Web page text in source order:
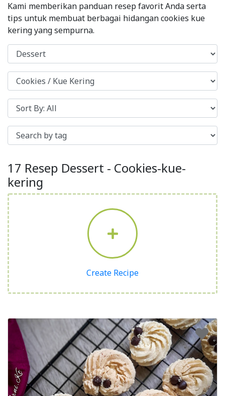
Kami memberikan panduan resep favorit Anda serta
tips untuk membuat berbagai hidangan cookies kue
kering yang sempurna.
17 Resep Dessert - Cookies-kue-
kering
Create Recipe